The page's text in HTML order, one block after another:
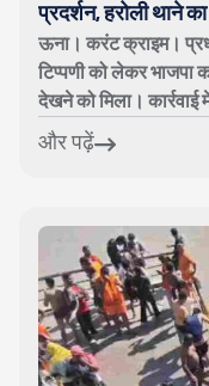
प्रदर्शन, हरोली थाने
ऊना। करंट क्राइम।
टिप्पणी को लेकर भाजपा
देखने को मिला।
कार्यकर्ताओ...
और पढ़ें